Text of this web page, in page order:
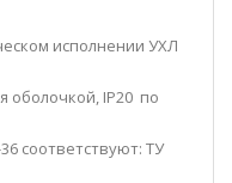
исполнении УХЛ
оболочкой, IP20 по
соответствуют: ТУ